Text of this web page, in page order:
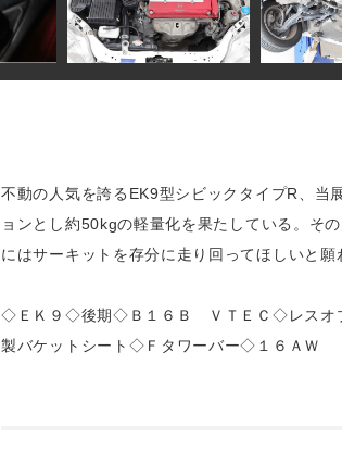
不動の人気を誇るEK9型シビックタイプR、当
ョンとし約50kgの軽量化を果たしている。そ
にはサーキットを存分に走り回ってほしいと願
◇ＥＫ９◇後期◇Ｂ１６Ｂ ＶＴＥＣ◇レスオプ
製バケットシート◇Ｆタワーバー◇１６ＡＷ